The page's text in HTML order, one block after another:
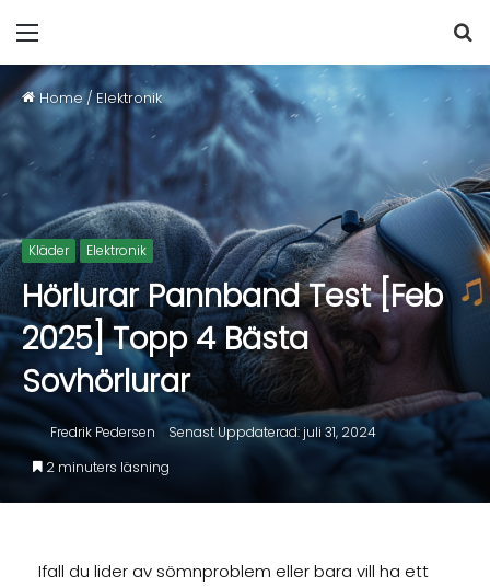
Home / Elektronik
Kläder Elektronik
Hörlurar Pannband Test [Feb
2025] Topp 4 Bästa
Sovhörlurar
Fredrik Pedersen
Senast Uppdaterad: juli 31, 2024
2 minuters läsning
Ifall du lider av sömnproblem eller bara vill ha ett